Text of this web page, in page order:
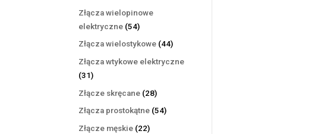
Złącza wielopinowe
elektryczne 5454
produkty
Złącza wielostykowe 4444
Złącza wtykowe elektryczne
3131
produktów
Złącze skręcane 2828
produktów
Złącza prostokątne 5454
Złącze męskie 2222